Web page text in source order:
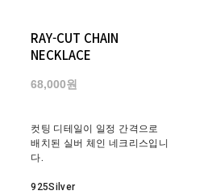
RAY-CUT CHAIN
NECKLACE
68,000원
컷팅 디테일이 일정 간격으로
배치된 실버 체인 네크리스입니
다.
925Silver